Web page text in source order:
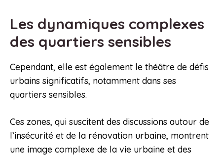
Les dynamiques complexes
des quartiers sensibles
Cependant, elle est également le théâtre de défis
urbains significatifs, notamment dans ses
quartiers sensibles.
Ces zones, qui suscitent des discussions autour de
l’insécurité et de la rénovation urbaine, montrent
une image complexe de la vie urbaine et des